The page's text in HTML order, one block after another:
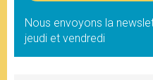
Nous envoyons la
jeudi et vendredi